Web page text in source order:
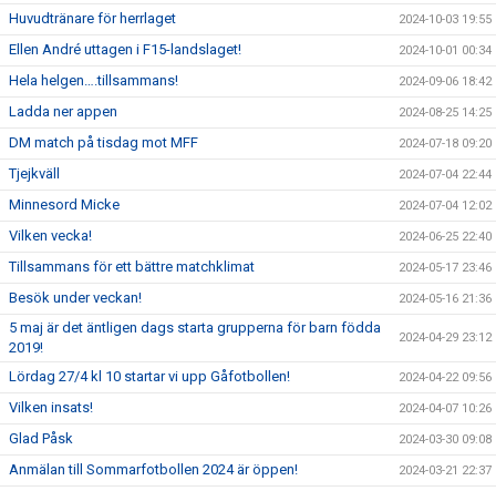
Huvudtränare för herrlaget 2024-10-03 19:55
Ellen André uttagen i F15-landslaget! 2024-10-01 00:34
Hela helgen….tillsammans! 2024-09-06 18:42
Ladda ner appen 2024-08-25 14:25
DM match på tisdag mot MFF 2024-07-18 09:20
Tjejkväll 2024-07-04 22:44
Minnesord Micke 2024-07-04 12:02
Vilken vecka! 2024-06-25 22:40
Tillsammans för ett bättre matchklimat 2024-05-17 23:46
Besök under veckan! 2024-05-16 21:36
5 maj är det äntligen dags starta grupperna för barn födda
2019!
2024-04-29 23:12
Lördag 27/4 kl 10 startar vi upp Gåfotbollen! 2024-04-22 09:56
Vilken insats! 2024-04-07 10:26
Glad Påsk 2024-03-30 09:08
Anmälan till Sommarfotbollen 2024 är öppen! 2024-03-21 22:37